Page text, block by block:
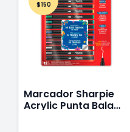
$150
Marcador Sharpie
Acrylic Punta Bala